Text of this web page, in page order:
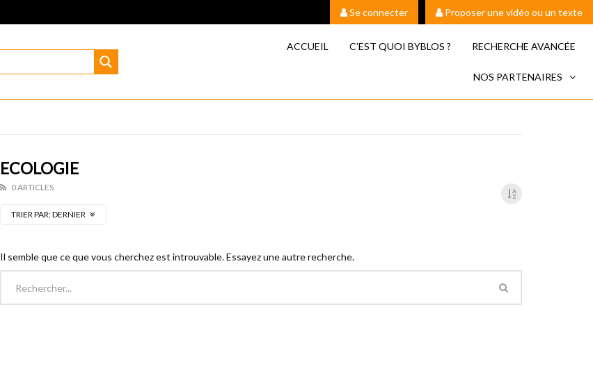
Se connecter Proposer une vidéo ou un texte
ACCUEIL C’EST QUOI BYBLOS ? RECHERCHE AVANCÉE
NOS PARTENAIRES
ECOLOGIE
0 ARTICLES
TRIER PAR:DERNIER
Il semble que ce que vous cherchez est introuvable. Essayez une autre recherche.